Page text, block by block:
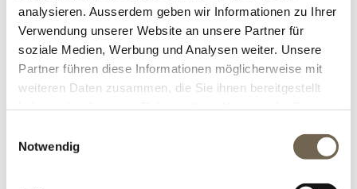
analysieren. Ausserdem geben wir Informationen zu Ihrer
Verwendung unserer Website an unsere Partner für
soziale Medien, Werbung und Analysen weiter. Unsere
Partner führen diese Informationen möglicherweise mit
weiteren Daten zusammen, die Sie ihnen bereitgestellt
Notwendig
Offerte anfordern